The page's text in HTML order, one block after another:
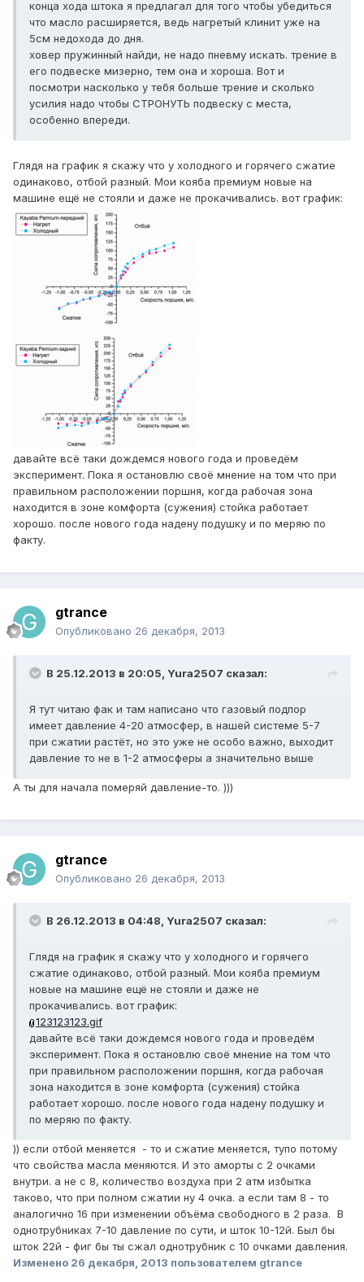
конца хода штока я предлагал для того чтобы убедиться
что масло расширяется, ведь нагретый клинит уже на
5см недохода до дня.
ховер пружинный найди, не надо пневму искать. трение в
его подвеске мизерно, тем она и хороша. Вот и
посмотри насколько у тебя больше трение и сколько
усилия надо чтобы СТРОНУТЬ подвеску с места,
особенно впереди.
Глядя на график я скажу что у холодного и горячего сжатие
одинаково, отбой разный. Мои кояба премиум новые на
машине ещё не стояли и даже не прокачивались. вот график:
давайте всё таки дождемся нового года и проведём
эксперимент. Пока я остановлю своё мнение на том что при
правильном расположении поршня, когда рабочая зона
находится в зоне комфорта (сужения) стойка работает
хорошо. после нового года надену подушку и по меряю по
факту.
gtrance
Опубликовано 26 декабря, 2013
В 25.12.2013 в 20:05, Yura2507 сказал:
Я тут читаю фак и там написано что газовый подпор
имеет давление 4-20 атмосфер, в нашей системе 5-7
при сжатии растёт, но это уже не особо важно, выходит
давление то не в 1-2 атмосферы а значительно выше
А ты для начала померяй давление-то. )))
gtrance
Опубликовано 26 декабря, 2013
В 26.12.2013 в 04:48, Yura2507 сказал:
Глядя на график я скажу что у холодного и горячего
сжатие одинаково, отбой разный. Мои кояба премиум
новые на машине ещё не стояли и даже не
прокачивались. вот график:
123123123.gif
давайте всё таки дождемся нового года и проведём
эксперимент. Пока я остановлю своё мнение на том что
при правильном расположении поршня, когда рабочая
зона находится в зоне комфорта (сужения) стойка
работает хорошо. после нового года надену подушку и
по меряю по факту.
)) если отбой меняется - то и сжатие меняется, тупо потому
что свойства масла меняются. И это аморты с 2 очками
внутри. а не с 8, количество воздуха при 2 атм избытка
таково, что при полном сжатии ну 4 очка. а если там 8 - то
аналогично 16 при изменении объёма свободного в 2 раза. В
однотрубниках 7-10 давление по сути, и шток 10-12й. Был бы
шток 22й - фиг бы ты сжал однотрубник с 10 очками давления.
Изменено 26 декабря, 2013 пользователем gtrance